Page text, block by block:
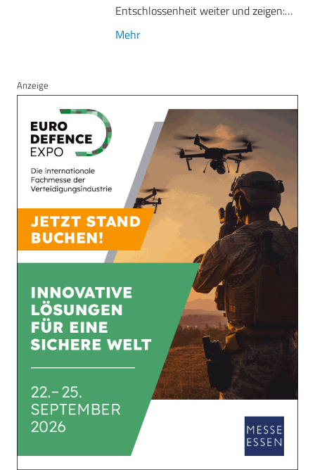
Entschlossenheit weiter und zeigen:…
Mehr
Anzeige